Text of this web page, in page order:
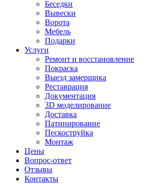
Беседки
Вывески
Ворота
Мебель
Подарки
Услуги
Ремонт и восстановление
Покраска
Выезд замерщика
Реставрация
Документация
3D моделирование
Доставка
Патинирование
Пескоструйка
Монтаж
Цены
Вопрос-ответ
Отзывы
Контакты